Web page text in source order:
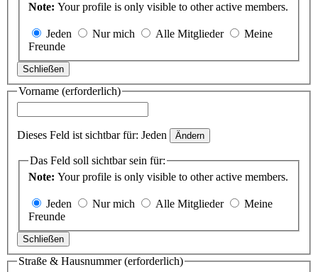
Note: Your profile is only visible to other active members.
Jeden Nur mich Alle Mitglieder
Meine
Freunde
Schließen
Vorname (erforderlich)
Dieses Feld ist sichtbar für: Jeden Ändern
Das Feld soll sichtbar sein für:
Note: Your profile is only visible to other active members.
Jeden Nur mich Alle Mitglieder
Meine
Freunde
Schließen
Straße & Hausnummer(erforderlich)